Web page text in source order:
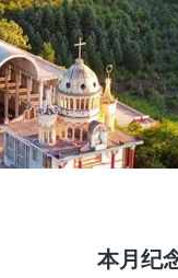
本月纪